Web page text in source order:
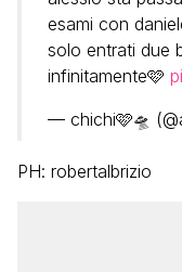
esami con
solo entrati due
infinitamente🩷
— chichi🩷🛸
PH: robertalbrizio